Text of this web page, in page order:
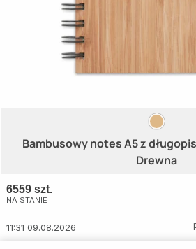
Bambusowy notes A5 z
Drewna
6559 szt.
NA STANIE
11:31 09.08.2026